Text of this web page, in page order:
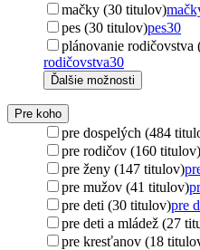
mačky (30 titulov)
pes (30 titulov)pes30
plánovanie rodičovstva
rodičovstva30
Ďalšie možnosti
Pre koho
pre dospelých (484
pre rodičov (160 titulov)
pre ženy (147 titulov)
pre mužov (41 titulov)
pre deti (30 titulov)pre
pre deti a mládež (27
pre kresťanov (18